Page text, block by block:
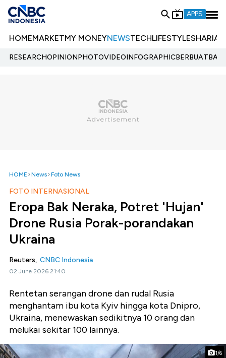
APPS
HOMEMARKETMY MONEYNEWSTECHLIFESTYLESHARIA
RESEARCHOPINIONPHOTOVIDEOINFOGRAPHIC
HOME News Foto News
FOTO INTERNASIONAL
Eropa Bak Neraka, Potret 'Hujan'
Drone Rusia Porak-porandakan
Ukraina
Reuters, CNBC Indonesia
02 June 2026 21:40
Rentetan serangan drone dan rudal Rusia
menghantam ibu kota Kyiv hingga kota Dnipro,
Ukraina, menewaskan sedikitnya 10 orang dan
melukai sekitar 100 lainnya.
1/6